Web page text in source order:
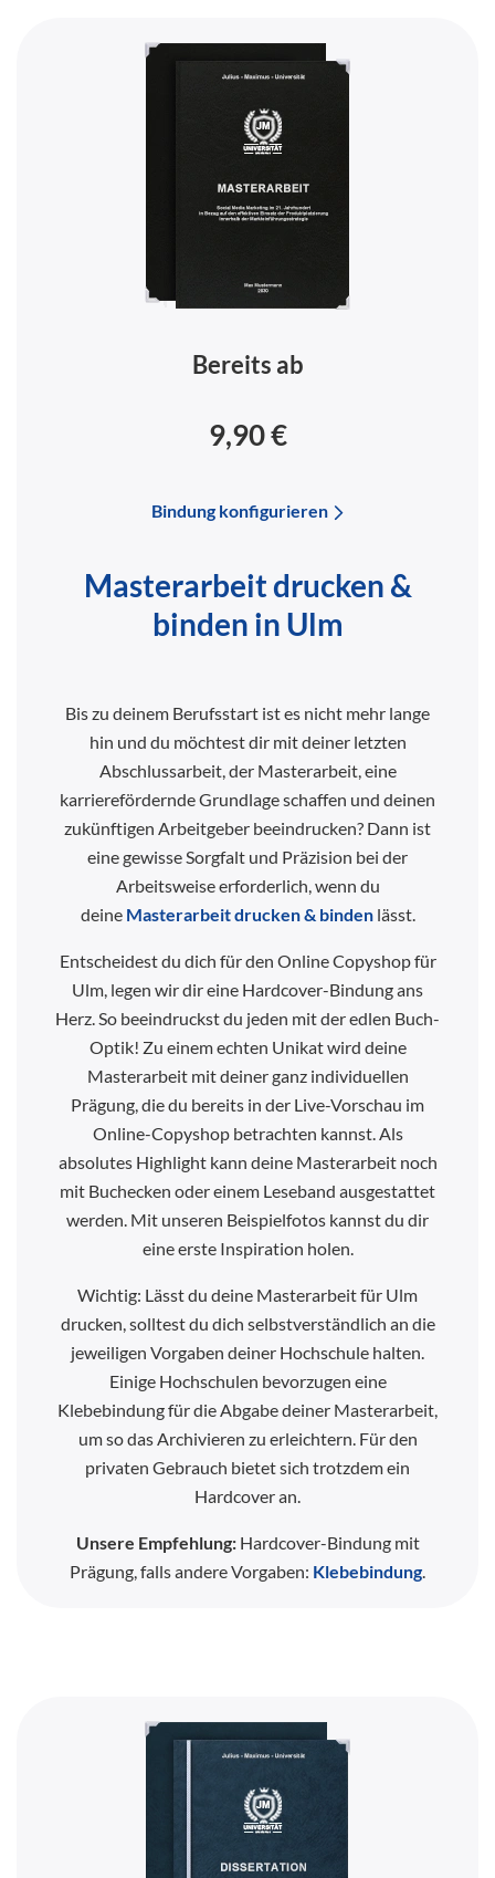
Bereits ab
9,90 €
Bindung konfigurieren
Masterarbeit drucken &
binden in Ulm
Bis zu deinem Berufsstart ist es nicht mehr lange
hin und du möchtest dir mit deiner letzten
Abschlussarbeit, der Masterarbeit, eine
karrierefördernde Grundlage schaffen und deinen
zukünftigen Arbeitgeber beeindrucken? Dann ist
eine gewisse Sorgfalt und Präzision bei der
Arbeitsweise erforderlich, wenn du
deine Masterarbeit drucken & bindenlässt.
Entscheidest du dich für den Online Copyshop für
Ulm, legen wir dir eine Hardcover-Bindung ans
Herz. So beeindruckst du jeden mit der edlen Buch-
Optik! Zu einem echten Unikat wird deine
Masterarbeit mit deiner ganz individuellen
Prägung, die du bereits in der Live-Vorschau im
Online-Copyshop betrachten kannst. Als
absolutes Highlight kann deine Masterarbeit noch
mit Buchecken oder einem Leseband ausgestattet
werden. Mit unseren Beispielfotos kannst du dir
eine erste Inspiration holen.
Wichtig: Lässt du deine Masterarbeit für Ulm
drucken, solltest du dich selbstverständlich an die
jeweiligen Vorgaben deiner Hochschule halten.
Einige Hochschulen bevorzugen eine
Klebebindung für die Abgabe deiner Masterarbeit,
um so das Archivieren zu erleichtern. Für den
privaten Gebrauch bietet sich trotzdem ein
Hardcover an.
Unsere Empfehlung:Hardcover-Bindung mit
Prägung, falls andere Vorgaben: Klebebindung.